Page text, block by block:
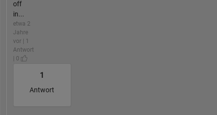
off
in...
etwa 2
Jahre
vor | 1
Antwort
| 0
1
Antwort